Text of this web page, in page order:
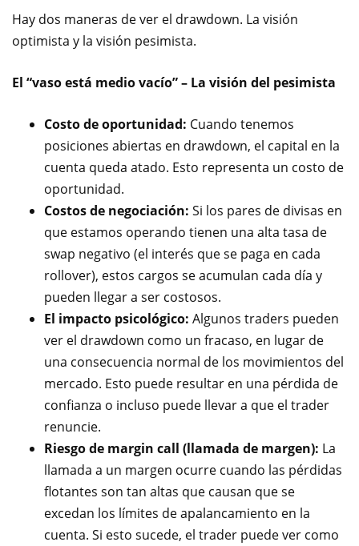
Hay dos maneras de ver el drawdown. La visión
optimista y la visión pesimista.
El “vaso está medio vacío” – La visión del pesimista
Costo de oportunidad: Cuando tenemos
posiciones abiertas en drawdown, el capital en la
cuenta queda atado. Esto representa un costo de
oportunidad.
Costos de negociación: Si los pares de divisas en
que estamos operando tienen una alta tasa de
swap negativo (el interés que se paga en cada
rollover), estos cargos se acumulan cada día y
pueden llegar a ser costosos.
El impacto psicológico: Algunos traders pueden
ver el drawdown como un fracaso, en lugar de
una consecuencia normal de los movimientos del
mercado. Esto puede resultar en una pérdida de
confianza o incluso puede llevar a que el trader
renuncie.
Riesgo de margin call (llamada de margen): La
llamada a un margen ocurre cuando las pérdidas
flotantes son tan altas que causan que se
excedan los límites de apalancamiento en la
cuenta. Si esto sucede, el trader puede ver como